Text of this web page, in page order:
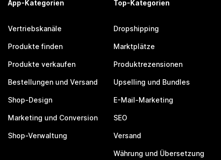
App-Kategorien
Vertriebskanäle
Produkte finden
Produkte verkaufen
Bestellungen und Versand
Shop-Design
Marketing und Conversion
Shop-Verwaltung
Top-Kategorien
Dropshipping
Marktplätze
Produktrezensionen
Upselling und Bundles
E-Mail-Marketing
SEO
Versand
Währung und Übersetzung